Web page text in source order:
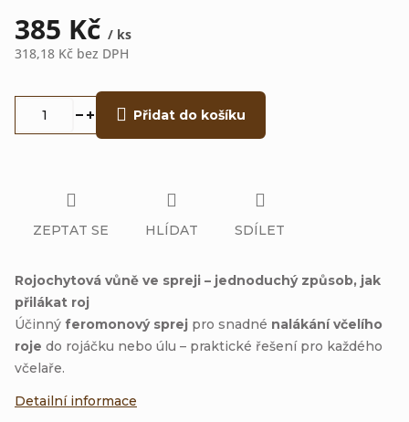
385 Kč / ks
318,18 Kč bez DPH
Přidat do košíku
Rojochytová vůně ve spreji – jednoduchý způsob, jak
přilákat roj
Účinný feromonový sprej pro snadné nalákání včelího
roje do rojáčku nebo úlu – praktické řešení pro každého
včelaře.
Detailní informace
ZEPTAT SE HLÍDAT SDÍLET